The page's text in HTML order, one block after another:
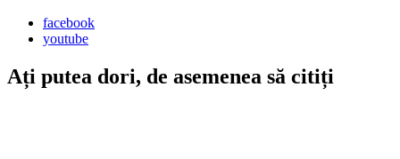
facebook
youtube
Ați putea dori, de asemenea să citiți